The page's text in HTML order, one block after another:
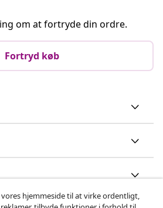
om at fortryde din ordre.
Fortryd køb
hjemmeside til at virke ordentligt,